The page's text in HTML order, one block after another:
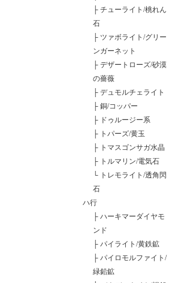
├ チューライト/桃れん
石
├ ツァボライト/グリー
ンガーネット
├ デザートローズ/砂漠
の薔薇
├ デュモルチェライト
├ 銅/コッパー
├ ドゥルージー系
├ トパーズ/黄玉
├ トマスゴンサガ水晶
├ トルマリン/電気石
└ トレモライト/透角閃
石
ハ行
├ ハーキマーダイヤモ
ンド
├ パイライト/黄鉄鉱
├ パイロモルファイト/
緑鉛鉱